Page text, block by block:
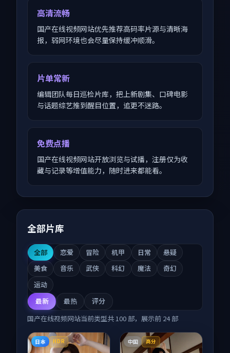
高清流畅
国产在线视频网站优先推荐高码率片源与清晰海
报，弱网环境也会尽量保持缓冲顺滑。
片单常新
编辑团队每日巡检片库，把上新剧集、口碑电影
与话题综艺推到醒目位置，追更不迷路。
免费点播
国产在线视频网站开放浏览与试播，注册仅为收
藏与记录等增值能力，随时进来都能看。
全部片库
全部 恋爱 冒险 机甲 日常
悬疑
美食
音乐 武侠 科幻 魔法
奇幻
运动
最新
最热
评分
国产在线视频网站当前类型共 100 部，展示前 24部
日本 HDR 中国 高分